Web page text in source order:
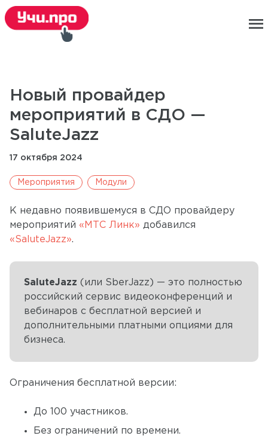
menu
Новый провайдер
мероприятий в СДО —
SaluteJazz
17 октября 2024
Мероприятия Модули
К недавно появившемуся в СДО провайдеру
мероприятий «МТС Линк» добавился
«SaluteJazz».
SaluteJazz (или SberJazz) — это полностью
российский сервис видеоконференций и
вебинаров с бесплатной версией и
дополнительными платными опциями для
бизнеса.
Ограничения бесплатной версии:
До 100 участников.
Без ограничений по времени.